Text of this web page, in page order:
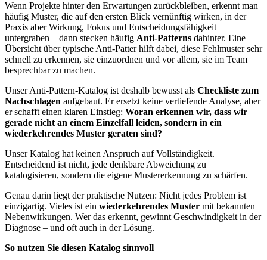
Wenn Projekte hinter den Erwartungen zurückbleiben, erkennt man
häufig Muster, die auf den ersten Blick vernünftig wirken, in der
Praxis aber Wirkung, Fokus und Entscheidungsfähigkeit
untergraben – dann stecken häufig Anti-Patterns dahinter. Eine
Übersicht über typische Anti-Patter hilft dabei, diese Fehlmuster sehr
schnell zu erkennen, sie einzuordnen und vor allem, sie im Team
besprechbar zu machen.
Unser Anti-Pattern-Katalog ist deshalb bewusst als Checkliste zum
Nachschlagen aufgebaut. Er ersetzt keine vertiefende Analyse, aber
er schafft einen klaren Einstieg: Woran erkennen wir, dass wir
gerade nicht an einem Einzelfall leiden, sondern in ein
wiederkehrendes Muster geraten sind?
Unser Katalog hat keinen Anspruch auf Vollständigkeit.
Entscheidend ist nicht, jede denkbare Abweichung zu
katalogisieren, sondern die eigene Mustererkennung zu schärfen.
Genau darin liegt der praktische Nutzen: Nicht jedes Problem ist
einzigartig. Vieles ist ein wiederkehrendes Muster mit bekannten
Nebenwirkungen. Wer das erkennt, gewinnt Geschwindigkeit in der
Diagnose – und oft auch in der Lösung.
So nutzen Sie diesen Katalog sinnvoll